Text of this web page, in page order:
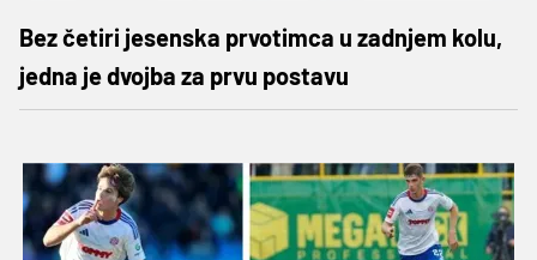
Bez četiri jesenska prvotimca u zadnjem kolu,
jedna je dvojba za prvu postavu